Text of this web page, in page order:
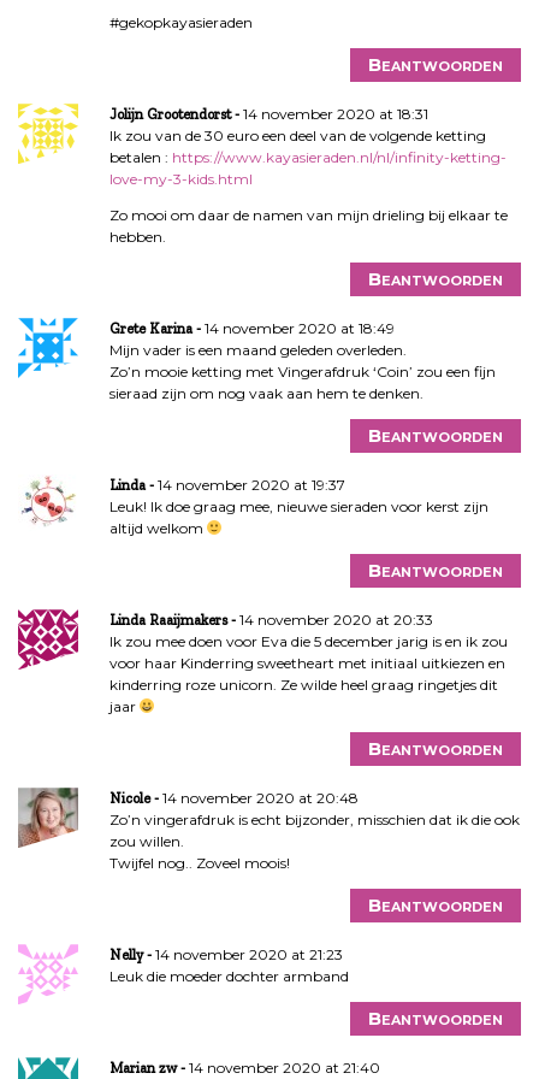
#gekopkayasieraden
Beantwoorden
Jolijn Grootendorst
14 november 2020 at 18:31
Ik zou van de 30 euro een deel van de volgende ketting
betalen : https://www.kayasieraden.nl/nl/infinity-ketting-
love-my-3-kids.html
Zo mooi om daar de namen van mijn drieling bij elkaar te
hebben.
Beantwoorden
Grete Karina
14 november 2020 at 18:49
Mijn vader is een maand geleden overleden.
Zo’n mooie ketting met Vingerafdruk ‘Coin’ zou een fijn
sieraad zijn om nog vaak aan hem te denken.
Beantwoorden
Linda
14 november 2020 at 19:37
Leuk! Ik doe graag mee, nieuwe sieraden voor kerst zijn
altijd welkom
Beantwoorden
Linda Raaijmakers
14 november 2020 at 20:33
Ik zou mee doen voor Eva die 5 december jarig is en ik zou
voor haar Kinderring sweetheart met initiaal uitkiezen en
kinderring roze unicorn. Ze wilde heel graag ringetjes dit
jaar
Beantwoorden
Nicole
14 november 2020 at 20:48
Zo’n vingerafdruk is echt bijzonder, misschien dat ik die ook
zou willen.
Twijfel nog.. Zoveel moois!
Beantwoorden
Nelly
14 november 2020 at 21:23
Leuk die moeder dochter armband
Beantwoorden
Marian zw 14 november 2020 at 21:40